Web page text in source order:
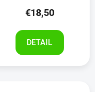
€18,50
DETAIL